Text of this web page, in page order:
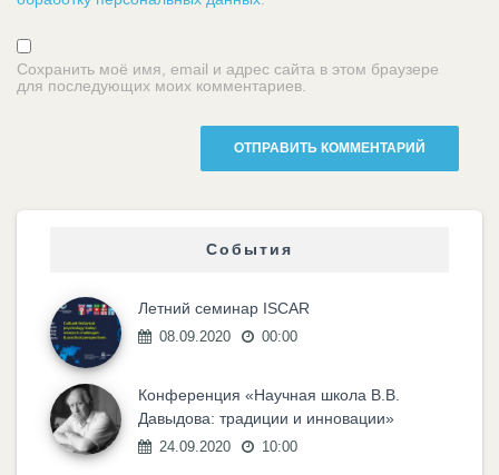
Сохранить моё имя, email и адрес сайта в этом браузере
для последующих моих комментариев.
События
Летний семинар ISCAR
08.09.2020 00:00
Конференция «Научная школа В.В.
Давыдова: традиции и инновации»
24.09.2020 10:00